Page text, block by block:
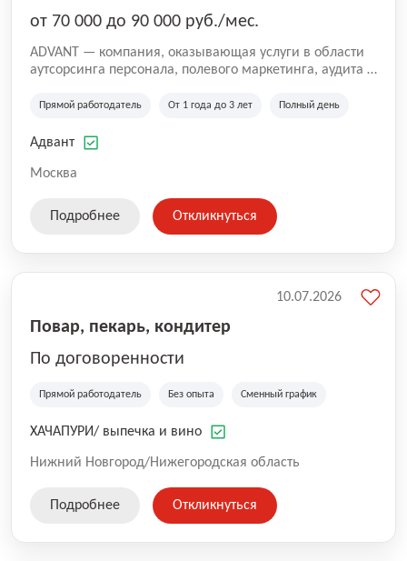
от 70 000 до 90 000 руб./мес.
ADVANT — компания, оказывающая услуги в области
аутсорсинга персонала, полевого маркетинга, аудита и
региональных клиентов. Мы работаем на рынке с
Казахстана и Беларуси, сотрудничая с компаниями из
Прямой работодатель От 1 года до 3 лет Полный день
Адвант
Москва
Подробнее Откликнуться
Повар, пекарь, кондитер
По договоренности
Прямой работодатель Без опыта Сменный график
ХАЧАПУРИ/ выпечка и вино
Нижний Новгород/Нижегородская область
10.07.2026
Подробнее Откликнуться